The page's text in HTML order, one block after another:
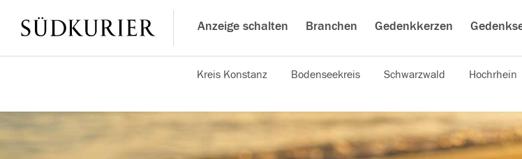
Anzeige schalten Branchen Gedenkkerzen
Kreis Konstanz Bodenseekreis Schwarzwald Hochrhein